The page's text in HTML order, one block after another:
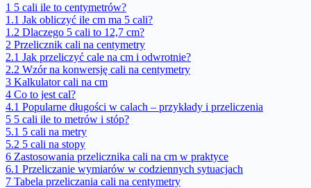
1 5 cali ile to centymetrów?
1.1 Jak obliczyć ile cm ma 5 cali?
1.2 Dlaczego 5 cali to 12,7 cm?
2 Przelicznik cali na centymetry
2.1 Jak przeliczyć cale na cm i odwrotnie?
2.2 Wzór na konwersję cali na centymetry
3 Kalkulator cali na cm
4 Co to jest cal?
4.1 Popularne długości w calach – przykłady i przeliczenia
5 5 cali ile to metrów i stóp?
5.1 5 cali na metry
5.2 5 cali na stopy
6 Zastosowania przelicznika cali na cm w praktyce
6.1 Przeliczanie wymiarów w codziennych sytuacjach
7 Tabela przeliczania cali na centymetry